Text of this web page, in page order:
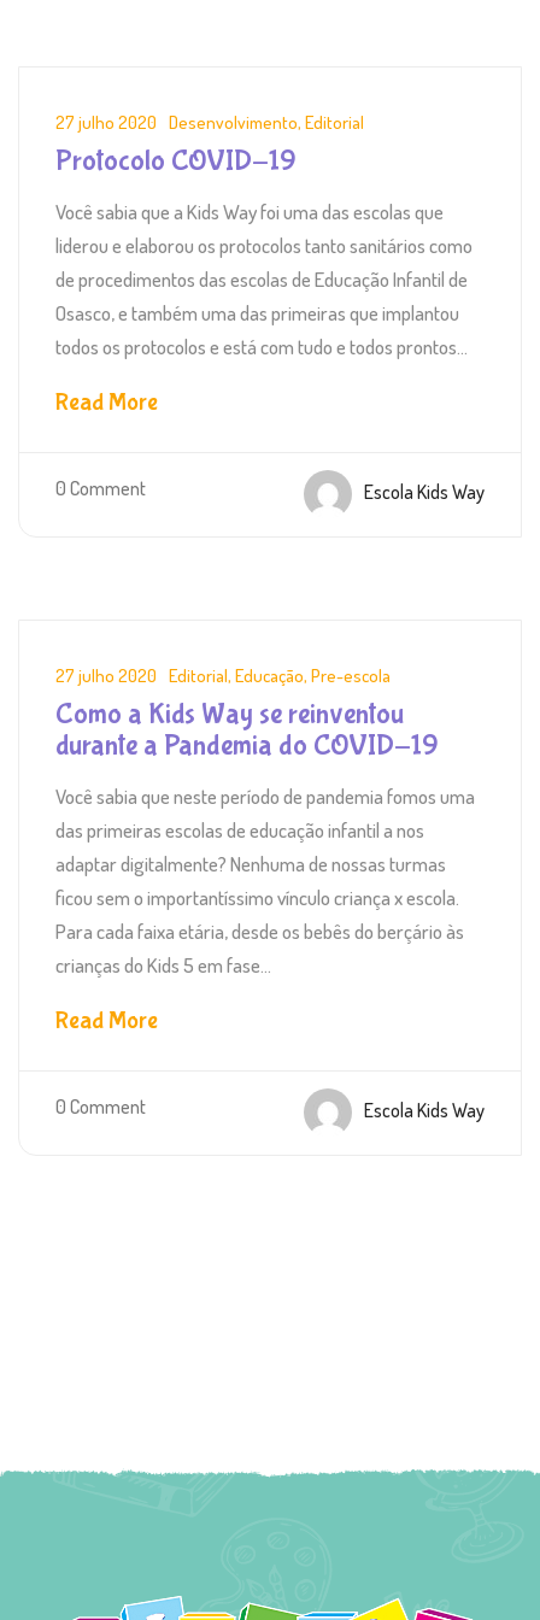
27 julho 2020 Desenvolvimento, Editorial
Protocolo COVID-19
Você sabia que a Kids Way foi uma das escolas que
liderou e elaborou os protocolos tanto sanitários como
de procedimentos das escolas de Educação Infantil de
Osasco, e também uma das primeiras que implantou
todos os protocolos e está com tudo e todos prontos...
Read More
0 Comment Escola Kids Way
27 julho 2020 Editorial, Educação, Pre-escola
Como a Kids Way se reinventou
durante a Pandemia do COVID-19
Você sabia que neste período de pandemia fomos uma
das primeiras escolas de educação infantil a nos
adaptar digitalmente? Nenhuma de nossas turmas
ficou sem o importantíssimo vínculo criança x escola.
Para cada faixa etária, desde os bebês do berçário às
crianças do Kids 5 em fase...
Read More
0 Comment Escola Kids Way